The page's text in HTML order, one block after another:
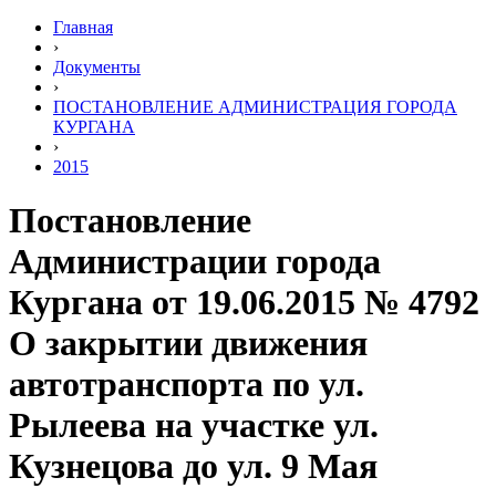
Главная
›
Документы
›
ПОСТАНОВЛЕНИЕ АДМИНИСТРАЦИЯ ГОРОДА
КУРГАНА
›
2015
Постановление
Администрации города
Кургана от 19.06.2015 № 4792
О закрытии движения
автотранспорта по ул.
Рылеева на участке ул.
Кузнецова до ул. 9 Мая